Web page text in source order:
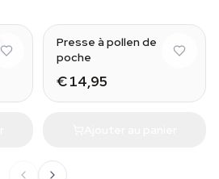
Presse à pollen de
poche
€ 14,95